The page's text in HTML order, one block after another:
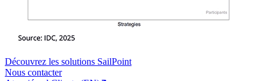
Découvrez les solutions SailPoint
Nous contacter